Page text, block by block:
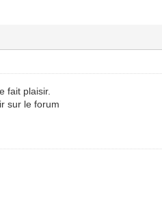
fait plaisir.
sur le forum